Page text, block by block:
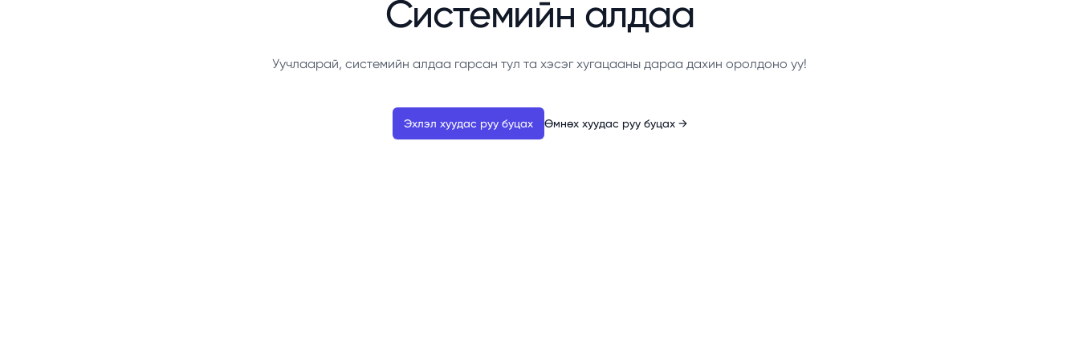
Системийн алдаа
Уучлаарай, системийн алдаа гарсан тул та хэсэг хугацааны дараа дахин оролдоно уу!
Эхлэл хуудас руу буцах Өмнөх хуудас руу буцах →